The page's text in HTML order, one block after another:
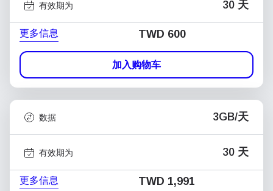
有效期为 30 天
更多信息 TWD 600
加入购物车
数据 3GB/天
有效期为 30 天
更多信息 TWD 1,991